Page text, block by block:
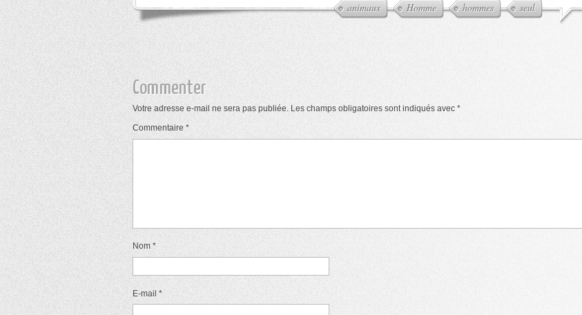
animaux Homme hommes seul
Commenter
Votre adresse e-mail ne sera pas publiée. Les champs obligatoires sont indiqués avec *
Commentaire *
Nom *
E-mail *